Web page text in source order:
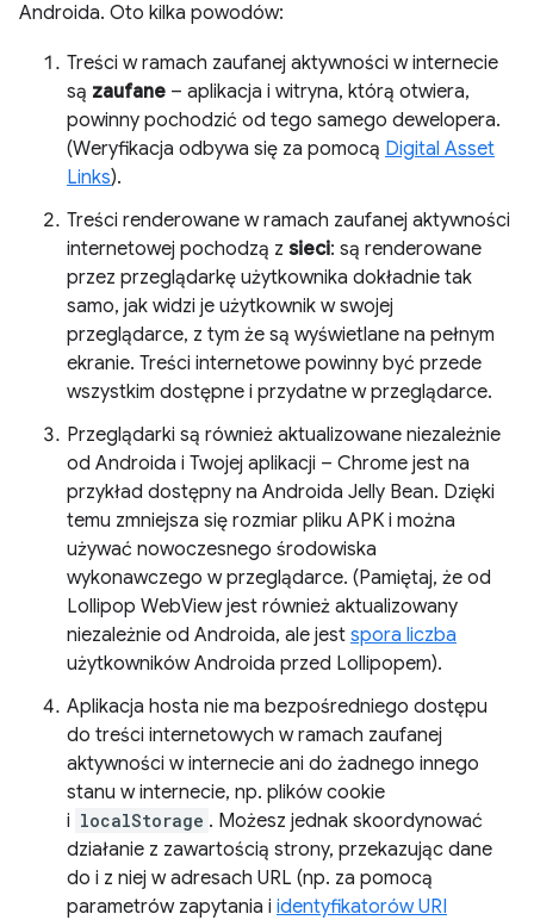
Androida. Oto kilka powodów:
Treści w ramach zaufanej aktywności w internecie
są zaufane – aplikacja i witryna, którą otwiera,
powinny pochodzić od tego samego dewelopera.
(Weryfikacja odbywa się za pomocą Digital Asset
Links).
Treści renderowane w ramach zaufanej aktywności
internetowej pochodzą z sieci: są renderowane
przez przeglądarkę użytkownika dokładnie tak
samo, jak widzi je użytkownik w swojej
przeglądarce, z tym że są wyświetlane na pełnym
ekranie. Treści internetowe powinny być przede
wszystkim dostępne i przydatne w przeglądarce.
Przeglądarki są również aktualizowane niezależnie
od Androida i Twojej aplikacji – Chrome jest na
przykład dostępny na Androida Jelly Bean. Dzięki
temu zmniejsza się rozmiar pliku APK i można
używać nowoczesnego środowiska
wykonawczego w przeglądarce. (Pamiętaj, że od
Lollipop WebView jest również aktualizowany
niezależnie od Androida, ale jest spora liczba
użytkowników Androida przed Lollipopem).
Aplikacja hosta nie ma bezpośredniego dostępu
do treści internetowych w ramach zaufanej
aktywności w internecie ani do żadnego innego
stanu w internecie, np. plików cookie
i localStorage . Możesz jednak skoordynować
działanie z zawartością strony, przekazując dane
do i z niej w adresach URL (np. za pomocą
parametrów zapytania i identyfikatorów URI